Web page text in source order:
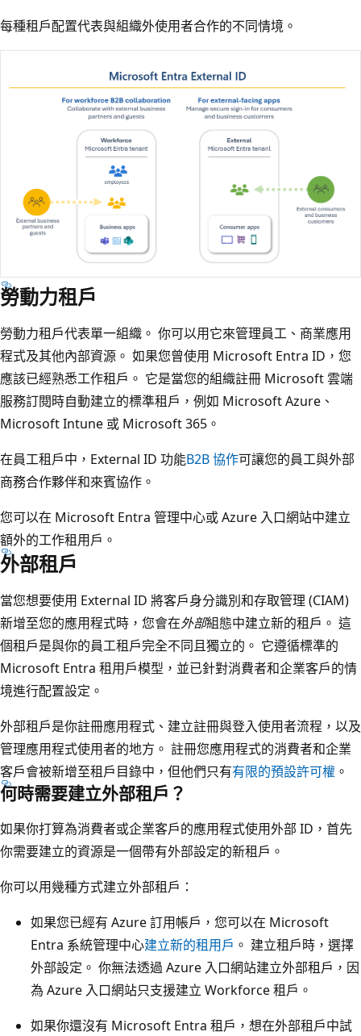
每種租戶配置代表與組織外使用者合作的不同情境。
勞動力租戶
勞動力租戶代表單一組織。 你可以用它來管理員工、商業應用
程式及其他內部資源。 如果您曾使用 Microsoft Entra ID，您
應該已經熟悉工作租戶。 它是當您的組織註冊 Microsoft 雲端
服務訂閱時自動建立的標準租戶，例如 Microsoft Azure、
Microsoft Intune 或 Microsoft 365。
在員工租戶中，External ID 功能B2B 協作可讓您的員工與外部
商務合作夥伴和來賓協作。
您可以在 Microsoft Entra 管理中心或 Azure 入口網站中建立
額外的工作租用戶。
外部租戶
當您想要使用 External ID 將客戶身分識別和存取管理 (CIAM)
新增至您的應用程式時，您會在外部組態中建立新的租戶。 這
個租戶是與你的員工租戶完全不同且獨立的。 它遵循標準的
Microsoft Entra 租用戶模型，並已針對消費者和企業客戶的情
境進行配置設定。
外部租戶是你註冊應用程式、建立註冊與登入使用者流程，以及
管理應用程式使用者的地方。 註冊您應用程式的消費者和企業
客戶會被新增至租戶目錄中，但他們只有有限的預設許可權 。
何時需要建立外部租戶？
如果你打算為消費者或企業客戶的應用程式使用外部 ID，首先
你需要建立的資源是一個帶有外部設定的新租戶。
你可以用幾種方式建立外部租戶：
如果您已經有 Azure 訂用帳戶，您可以在 Microsoft
Entra 系統管理中心建立新的租用戶 。 建立租戶時，選擇
外部設定。 你無法透過 Azure 入口網站建立外部租戶，因
為 Azure 入口網站只支援建立 Workforce 租戶。
如果你還沒有 Microsoft Entra 租戶，想在外部租戶中試